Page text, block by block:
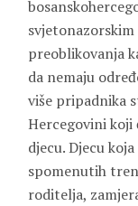
preoblikovanja
da nemaju
više pripadnika
Hercegovini koji
djecu. Djecu
spomenutih
roditelja,